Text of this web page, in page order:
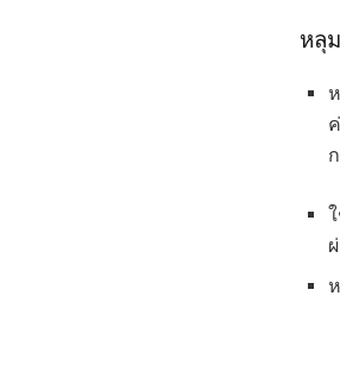
หลุ